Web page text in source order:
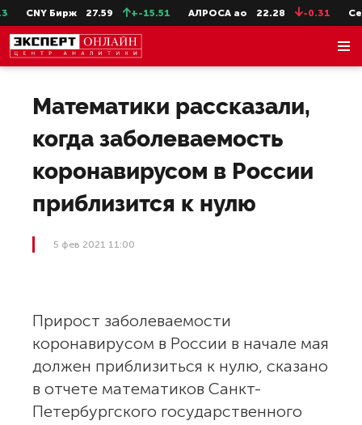
CNY Бирж 27.59 +-15.51 АЛРОСА ао 22.28 -0.31
Математики рассказали,
когда заболеваемость
коронавирусом в России
приблизится к нулю
5 фев 2021 11:00
Прирост заболеваемости
коронавирусом в России в начале мая
должен приблизиться к нулю, сказано
в отчете математиков Санкт-
Петербургского государственного